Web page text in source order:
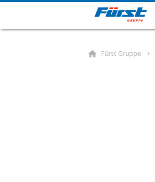
Fürst Gruppe